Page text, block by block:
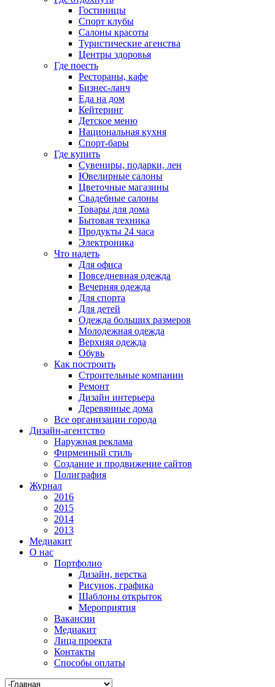
Гостиницы
Спорт клубы
Салоны красоты
Туристические агенства
Центры здоровья
Где поесть
Рестораны, кафе
Бизнес-ланч
Еда на дом
Кейтеринг
Детское меню
Национальная кухня
Спорт-бары
Где купить
Сувениры, подарки, лен
Ювелирные салоны
Цветочные магазины
Свадебные салоны
Товары для дома
Бытовая техника
Продукты 24 часа
Электроника
Что надеть
Для офиса
Повседневная одежда
Вечерняя одежда
Для спорта
Для детей
Одежда больших размеров
Молодежная одежда
Верхняя одежда
Обувь
Как построить
Строительные компании
Ремонт
Дизайн интерьера
Деревянные дома
Все организации города
Дизайн-агентство
Наружная реклама
Фирменный стиль
Создание и продвижение сайтов
Полиграфия
Журнал
2016
2015
2014
2013
Медиакит
О нас
Портфолио
Дизайн, верстка
Рисунок, графика
Шаблоны открыток
Мероприятия
Вакансии
Медиакит
Лица проекта
Контакты
Способы оплаты